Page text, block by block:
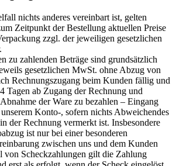
nichts anderes vereinbart ist, gelten
Zeitpunkt der Bestellung aktuellen Preise
zzgl. der jeweiligen gesetzlichen
zu zahlenden Beträge sind grundsätzlich
gesetzlichen MwSt. ohne Abzug von
Rechnungszugang beim Kunden fällig und
Tagen ab Zugang der Rechnung und
der Ware zu bezahlen – Eingang
Konto-, sofern nichts Abweichendes
der Rechnung vermerkt ist. Insbesondere
ist nur bei einer besonderen
zwischen uns und dem Kunden
von Scheckzahlungen gilt die Zahlung